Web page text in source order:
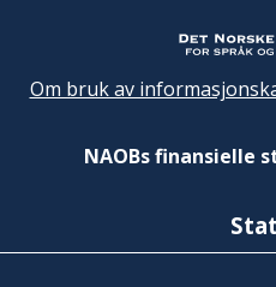
Om bruk av
NAOBs finansielle